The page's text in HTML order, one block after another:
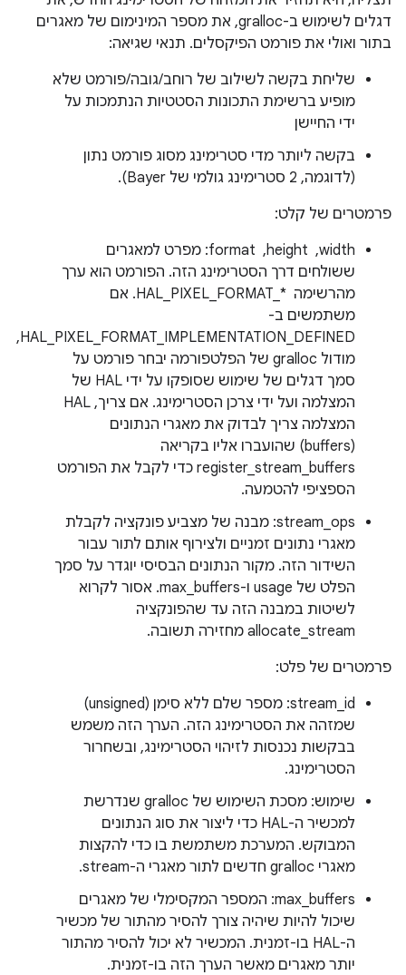
דגלים לשימוש ב-gralloc, את מספר המינימום של מאגרים
בתור ואולי את פורמט הפיקסלים. תנאי שגיאה:
שליחת בקשה לשילוב של רוחב/גובה/פורמט שלא
מופיע ברשימת התכונות הסטטיות הנתמכות על
ידי החיישן
בקשה ליותר מדי סטרימינג מסוג פורמט נתון
(לדוגמה, 2 סטרימינג גולמי של Bayer).
פרמטרים של קלט:
width, ‏ height, ‏ format: מפרט למאגרים
ששולחים דרך הסטרימינג הזה. הפורמט הוא ערך
מהרשימה HAL_PIXEL_FORMAT_* ‎. אם
משתמשים ב-
HAL_PIXEL_FORMAT_IMPLEMENTATION_DEFINED,
מודול gralloc של הפלטפורמה יבחר פורמט על
סמך דגלים של שימוש שסופקו על ידי HAL של
המצלמה ועל ידי צרכן הסטרימינג. אם צריך, HAL
המצלמה צריך לבדוק את מאגרי הנתונים
(buffers) שהועברו אליו בקריאה
register_stream_buffers כדי לקבל את הפורמט
הספציפי להטמעה.
stream_ops: מבנה של מצביע פונקציה לקבלת
מאגרי נתונים זמניים ולצירוף אותם לתור עבור
השידור הזה. מקור הנתונים הבסיסי יוגדר על סמך
הפלט של usage ו-max_buffers. אסור לקרוא
לשיטות במבנה הזה עד שהפונקציה
allocate_stream מחזירה תשובה.
פרמטרים של פלט:
stream_id: מספר שלם ללא סימן (unsigned)
שמזהה את הסטרימינג הזה. הערך הזה משמש
בבקשות נכנסות לזיהוי הסטרימינג, ובשחרור
הסטרימינג.
שימוש: מסכת השימוש של gralloc שנדרשת
למכשיר ה-HAL כדי ליצור את סוג הנתונים
המבוקש. המערכת משתמשת בו כדי להקצות
מאגרי gralloc חדשים לתור מאגרי ה-stream.
max_buffers: המספר המקסימלי של מאגרים
שיכול להיות שיהיה צורך להסיר מהתור של מכשיר
ה-HAL בו-זמנית. המכשיר לא יכול להסיר מהתור
יותר מאגרים מאשר הערך הזה בו-זמנית.